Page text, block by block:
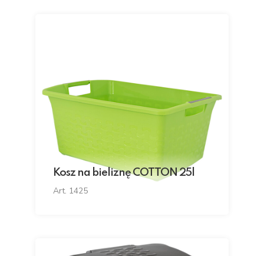
Kosz na bieliznę COTTON 25l
Art. 1425